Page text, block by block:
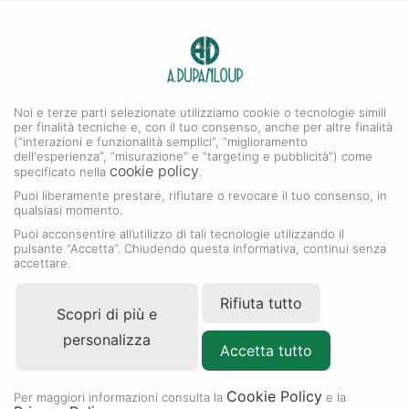
Noi e terze parti selezionate utilizziamo cookie o tecnologie simili
per finalità tecniche e, con il tuo consenso, anche per altre finalità
(“interazioni e funzionalità semplici”, “miglioramento
dell'esperienza”, “misurazione” e “targeting e pubblicità”) come
specificato nella cookie policy
Puoi liberamente prestare, rifiutare o revocare il tuo consenso, in
qualsiasi momento.
Puoi acconsentire all’utilizzo di tali tecnologie utilizzando il
pulsante “Accetta”. Chiudendo questa informativa, continui senza
accettare.
Scopri di più e
personalizza
Rifiuta tutto
Accetta tutto
Per maggiori informazioni consulta la Cookie Policy e la